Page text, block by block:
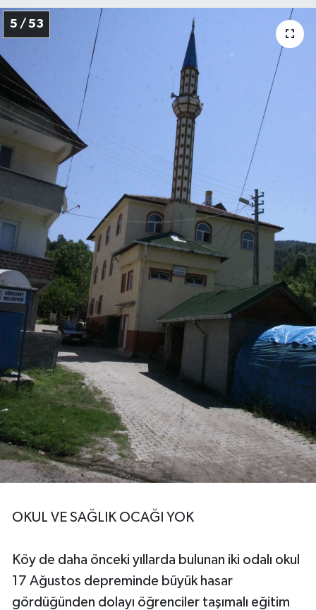
5 / 53
OKUL VE SAĞLIK OCAĞI YOK
Köy de daha önceki yıllarda bulunan iki odalı okul
17 Ağustos depreminde büyük hasar
gördüğünden dolayı öğrenciler taşımalı eğitim